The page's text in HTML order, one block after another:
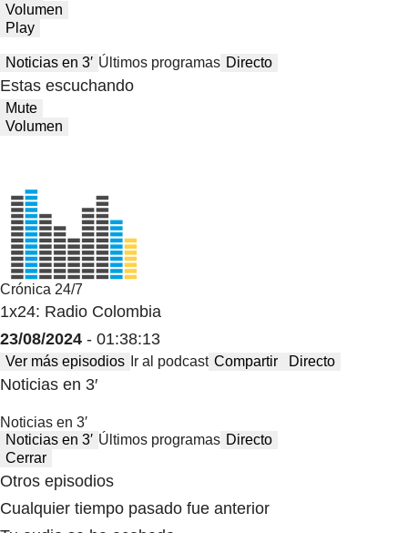
Volumen
Play
Noticias en 3′ Últimos programas Directo
Estas escuchando
Mute
Volumen
Crónica 24/7
1x24: Radio Colombia
23/08/2024 - 01:38:13
Ver más episodios Ir al podcast Compartir Directo
Noticias en 3′
Noticias en 3′
Noticias en 3′ Últimos programas Directo
Cerrar
Otros episodios
Cualquier tiempo pasado fue anterior